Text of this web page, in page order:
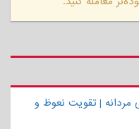
| تقویت نعوظ و